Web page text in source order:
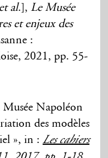
et al.],Le Musée
et enjeux des
:
2021, pp. 55-
Napoléon
des modèles
», in :Les cahiers